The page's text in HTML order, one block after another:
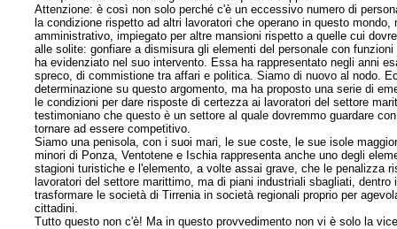
Attenzione: è così non solo perché c'è un eccessivo numero di
la condizione rispetto ad altri lavoratori che operano in questo
amministrativo, impiegato per altre mansioni rispetto a quelle cui
alle solite: gonfiare a dismisura gli elementi del personale con
ha evidenziato nel suo intervento. Essa ha rappresentato negli anni
spreco, di commistione tra affari e politica. Siamo di nuovo al nodo.
determinazione su questo argomento, ma ha proposto una serie di
le condizioni per dare risposte di certezza ai lavoratori del settore
testimoniano che questo è un settore al quale dovremmo guardare
tornare ad essere competitivo.
Siamo una penisola, con i suoi mari, le sue coste, le sue isole
minori di Ponza, Ventotene e Ischia rappresenta anche uno degli
stagioni turistiche e l'elemento, a volte assai grave, che le penalizza
lavoratori del settore marittimo, ma di piani industriali sbagliati,
trasformare le società di Tirrenia in società regionali proprio per
cittadini.
Tutto questo non c'è! Ma in questo provvedimento non vi è solo la